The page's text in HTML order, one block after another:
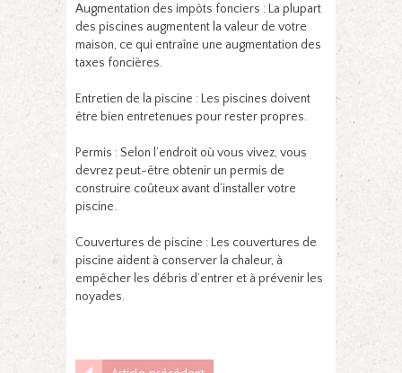
Augmentation des impôts fonciers : La plupart
des piscines augmentent la valeur de votre
maison, ce qui entraîne une augmentation des
taxes foncières.
Entretien de la piscine : Les piscines doivent
être bien entretenues pour rester propres.
Permis : Selon l’endroit où vous vivez, vous
devrez peut-être obtenir un permis de
construire coûteux avant d’installer votre
piscine.
Couvertures de piscine : Les couvertures de
piscine aident à conserver la chaleur, à
empêcher les débris d’entrer et à prévenir les
noyades.